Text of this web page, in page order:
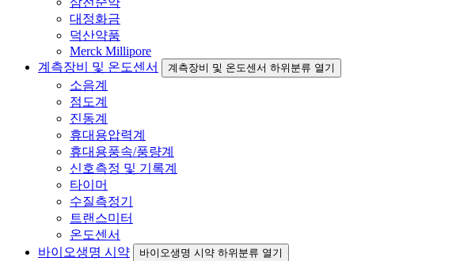
대정화금
덕산약품
Merck Millipore
계측장비 및 온도센서
계측장비 및 온도센서 하위분류 열기
소음계
점도계
진동계
휴대용압력계
휴대용풍속/풍량계
신호측정 및 기록계
타이머
수질측정기
트랜스미터
온도센서
바이오생명 시약
바이오생명 시약 하위분류 열기